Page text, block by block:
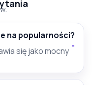
na popularności?
się jako mocny